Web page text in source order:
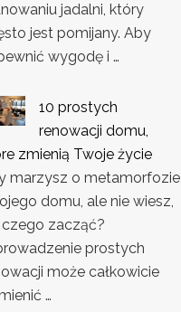
jadalni, który
jest pomijany. Aby
wygodę i …
10 prostych
renowacji domu,
zmienią Twoje życie
marzysz o metamorfozie
domu, ale nie wiesz,
zacząć?
prostych
może całkowicie
…